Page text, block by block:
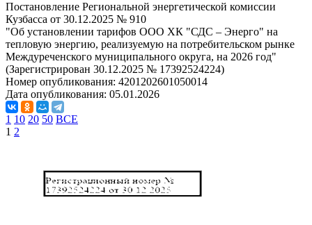
Постановление Региональной энергетической комиссии
Кузбасса от 30.12.2025 № 910
"Об установлении тарифов ООО ХК "СДС – Энерго" на
тепловую энергию, реализуемую на потребительском рынке
Междуреченского муниципального округа, на 2026 год"
(Зарегистрирован 30.12.2025 № 17392524224)
Номер опубликования: 4201202601050014
Дата опубликования: 05.01.2026
1 10 20 50 ВСЕ
1 2